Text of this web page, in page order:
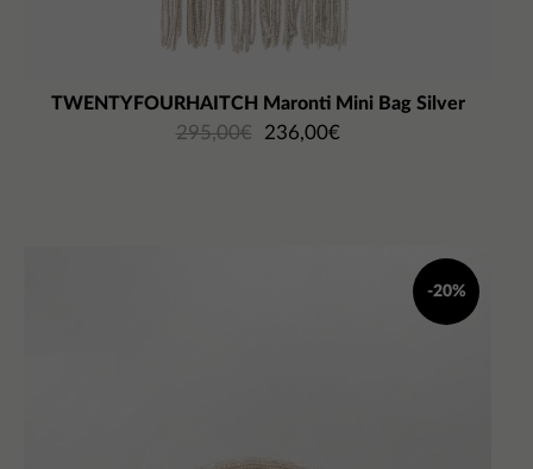
TWENTYFOURHAITCH Maronti Mini Bag Silver
295,00€ 236,00€
-20%